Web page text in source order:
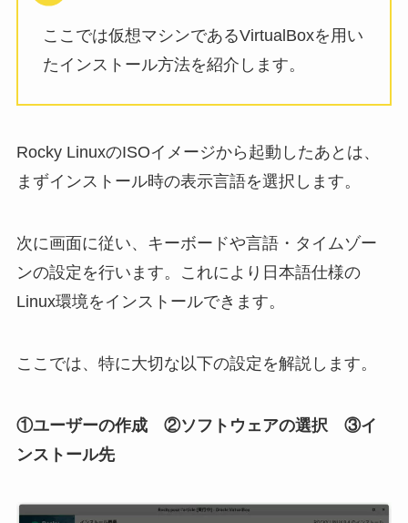
ここでは仮想マシンであるVirtualBoxを用い
たインストール方法を紹介します。
Rocky LinuxのISOイメージから起動したあとは、
まずインストール時の表示言語を選択します。
次に画面に従い、キーボードや言語・タイムゾー
ンの設定を行います。これにより日本語仕様の
Linux環境をインストールできます。
ここでは、特に大切な以下の設定を解説します。
①ユーザーの作成 ②ソフトウェアの選択 ③イ
ンストール先